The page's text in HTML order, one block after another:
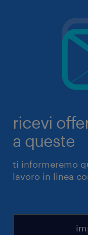
ricevi
a queste
ti informeremo
lavoro in linea